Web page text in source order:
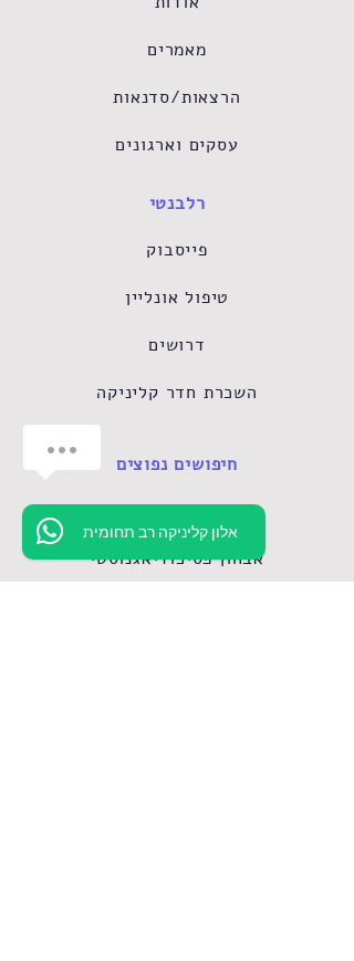
מאמרים
הרצאות/סדנאות
עסקים וארגונים
רלבנטי
פייסבוק
טיפול אונליין
דרושים
השכרת חדר קליניקה
חיפושים נפוצים
טיפול פסיכולוגי
אבחון פסיכודיאגנוסטי
אלון קליניקה רב תחומית
1